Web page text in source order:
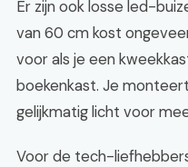
Er zijn ook losse led-
van 60 cm kost
voor als je een
boekenkast. Je
gelijkmatig licht voor
Voor de tech-